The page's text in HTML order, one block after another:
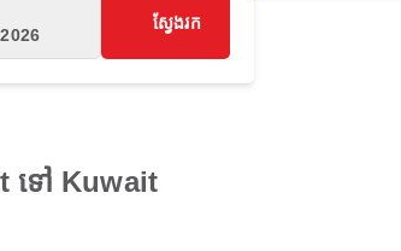
ស្វែងរក
ទៅ Kuwait